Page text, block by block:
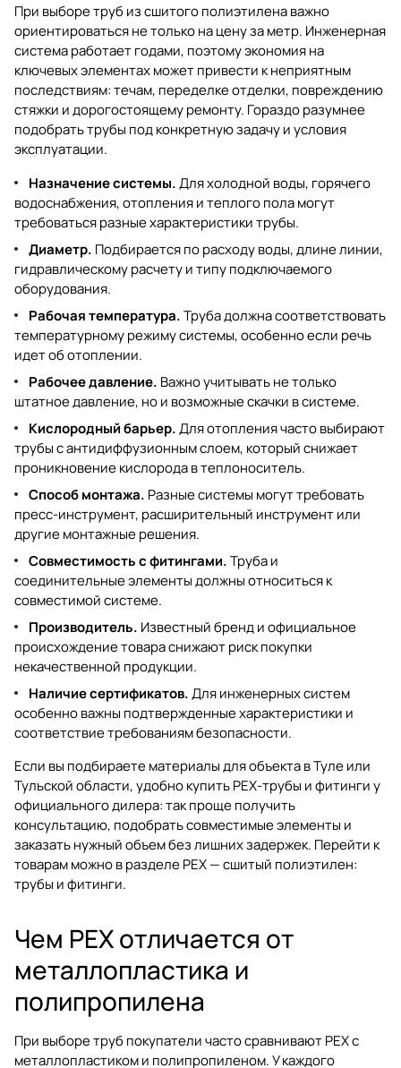
При выборе труб из сшитого полиэтилена важно
ориентироваться не только на цену за метр. Инженерная
система работает годами, поэтому экономия на
ключевых элементах может привести к неприятным
последствиям: течам, переделке отделки, повреждению
стяжки и дорогостоящему ремонту. Гораздо разумнее
подобрать трубы под конкретную задачу и условия
эксплуатации.
Назначение системы.Для холодной воды, горячего
водоснабжения, отопления и теплого пола могут
требоваться разные характеристики трубы.
Диаметр. Подбирается по расходу воды, длине линии,
гидравлическому расчету и типу подключаемого
оборудования.
Рабочая температура.Труба должна соответствовать
температурному режиму системы, особенно если речь
идет об отоплении.
Рабочее давление. Важно учитывать не только
штатное давление, но и возможные скачки в системе.
Кислородный барьер.Для отопления часто выбирают
трубы с антидиффузионным слоем, который снижает
проникновение кислорода в теплоноситель.
Способ монтажа. Разные системы могут требовать
пресс-инструмент, расширительный инструмент или
другие монтажные решения.
Совместимость с фитингами.Труба и
соединительные элементы должны относиться к
совместимой системе.
Производитель. Известный бренд и официальное
происхождение товара снижают риск покупки
некачественной продукции.
Наличие сертификатов.Для инженерных систем
особенно важны подтвержденные характеристики и
соответствие требованиям безопасности.
Если вы подбираете материалы для объекта в Туле или
Тульской области, удобно купить PEX-трубы и фитинги у
официального дилера: так проще получить
консультацию, подобрать совместимые элементы и
заказать нужный объем без лишних задержек. Перейти к
товарам можно в разделеPEX — сшитый полиэтилен:
трубы и фитинги.
Чем PEX отличается от
металлопластика и
полипропилена
При выборе труб покупатели часто сравнивают PEX с
металлопластиком и полипропиленом. У каждого